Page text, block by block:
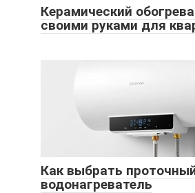
Керамический
своими руками для
Как выбрать
водонагреватель